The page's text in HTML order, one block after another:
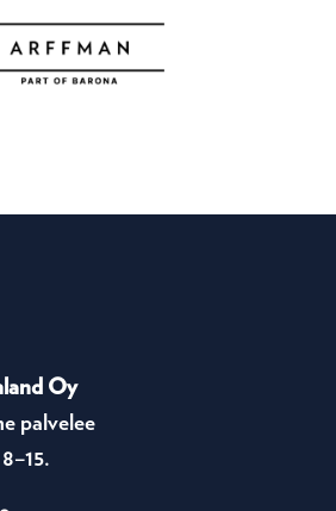
Oy
palvelee